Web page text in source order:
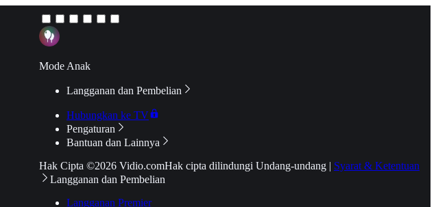
Mode Anak
Langganan dan Pembelian
Hubungkan ke TV
Pengaturan
Bantuan dan Lainnya
Hak Cipta ©2026 Vidio.comHak cipta dilindungi Undang-undang | Syarat & Ketentuan
Langganan dan Pembelian
Langganan Premier